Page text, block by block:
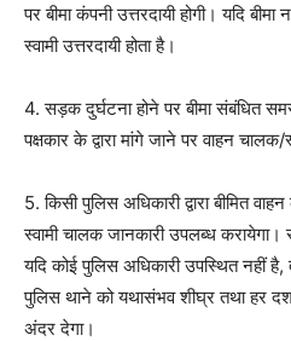
पर बीमा कंपनी उत्तरदायी होगी। यदि
स्वामी उत्तरदायी होता है।
4. सड़क दुर्घटना होने पर बीमा संबंधित
पक्षकार के द्वारा मांगे जाने पर वाहन
5. किसी पुलिस अधिकारी ‌द्वारा बीमित
स्वामी चालक जानकारी उपलब्ध
यदि कोई पुलिस अधिकारी उपस्थित नहीं
पुलिस थाने को यथासंभव शीघ्र तथा हर
अंदर देगा।